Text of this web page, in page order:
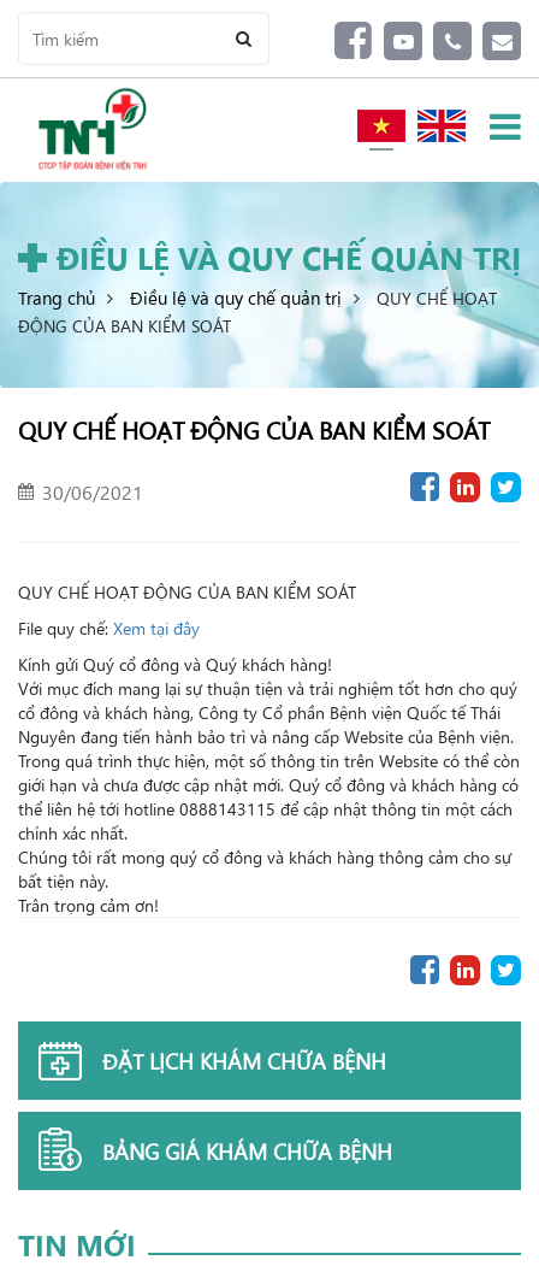
ĐIỀU LỆ VÀ QUY CHẾ QUẢN TRỊ
Trang chủ Điều lệ và quy chế quản trị
QUY CHẾ HOẠT
ĐỘNG CỦA BAN KIỂM SOÁT
QUY CHẾ HOẠT ĐỘNG CỦA BAN KIỂM SOÁT
30/06/2021
QUY CHẾ HOẠT ĐỘNG CỦA BAN KIỂM SOÁT
File quy chế: Xem tại đây
Kính gửi Quý cổ đông và Quý khách hàng!
Với mục đích mang lại sự thuận tiện và trải nghiệm tốt hơn cho quý
cổ đông và khách hàng, Công ty Cổ phần Bệnh viện Quốc tế Thái
Nguyên đang tiến hành bảo trì và nâng cấp Website của Bệnh viện.
Trong quá trình thực hiện, một số thông tin trên Website có thể còn
giới hạn và chưa được cập nhật mới. Quý cổ đông và khách hàng có
thể liên hệ tới hotline 0888143115 để cập nhật thông tin một cách
chính xác nhất.
Chúng tôi rất mong quý cổ đông và khách hàng thông cảm cho sự
bất tiện này.
Trân trọng cảm ơn!
ĐẶT LỊCH KHÁM CHỮA BỆNH
BẢNG GIÁ KHÁM CHỮA BỆNH
TIN MỚI